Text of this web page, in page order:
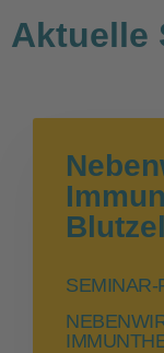
Aktuelle
SEMINAR-